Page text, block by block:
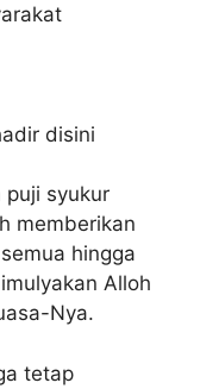
disini
puji syukur
memberikan
hingga
Alloh
Nya.
tetap